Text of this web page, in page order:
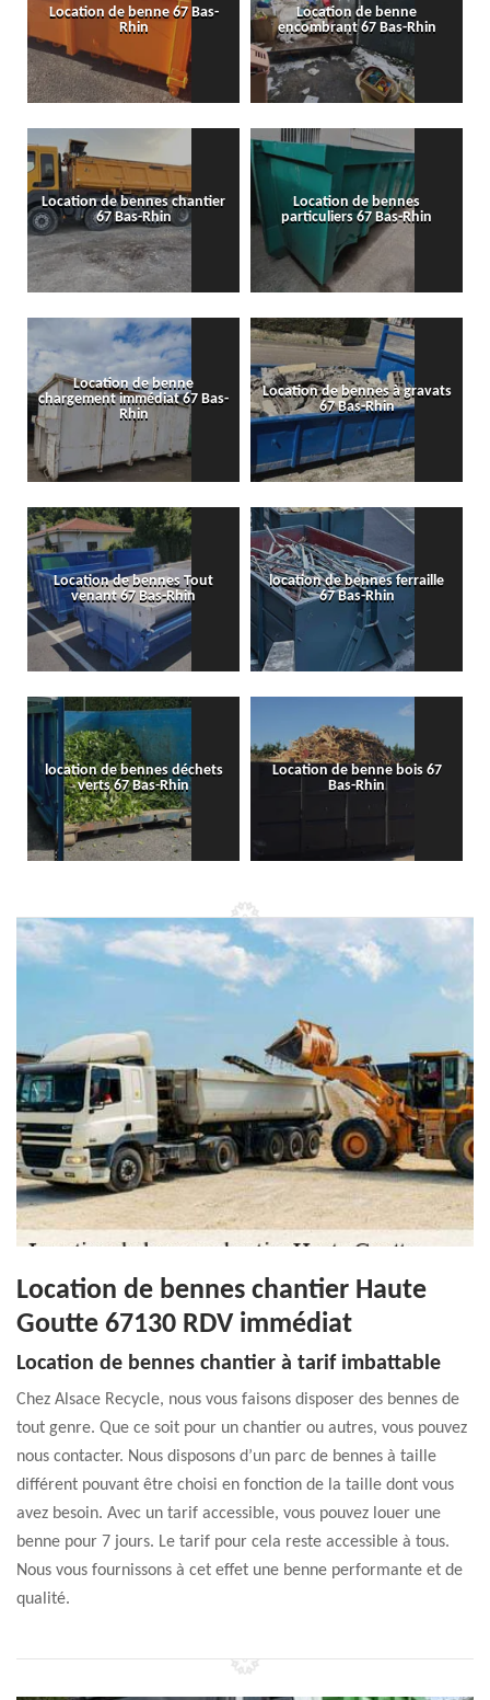
Location de benne 67 Bas-
Rhin
Location de benne
encombrant 67 Bas-Rhin
Location de bennes chantier
67 Bas-Rhin
Location de bennes
particuliers 67 Bas-Rhin
Location de benne
chargement immédiat 67 Bas-
Rhin
Location de bennes à gravats
67 Bas-Rhin
Location de bennes Tout
venant 67 Bas-Rhin
location de bennes ferraille
67 Bas-Rhin
location de bennes déchets
verts 67 Bas-Rhin
Location de benne bois 67
Bas-Rhin
Location de bennes chantier Haute
Goutte 67130 RDV immédiat
Location de bennes chantier à tarif imbattable
Chez Alsace Recycle, nous vous faisons disposer des bennes de
tout genre. Que ce soit pour un chantier ou autres, vous pouvez
nous contacter. Nous disposons d’un parc de bennes à taille
différent pouvant être choisi en fonction de la taille dont vous
avez besoin. Avec un tarif accessible, vous pouvez louer une
benne pour 7 jours. Le tarif pour cela reste accessible à tous.
Nous vous fournissons à cet effet une benne performante et de
qualité.